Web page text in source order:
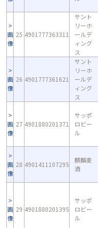
画
像
25 4901777363311
サント
リーホ
ールデ
ィング
ス
画
像
26 4901777361621
サント
リーホ
ールデ
ィング
ス
画
像
27 4901880201371
サッポ
ロビー
ル
画
像
28 4901411107295
麒麟麦
酒
画
像
29 4901880201395
サッポ
ロビー
ル